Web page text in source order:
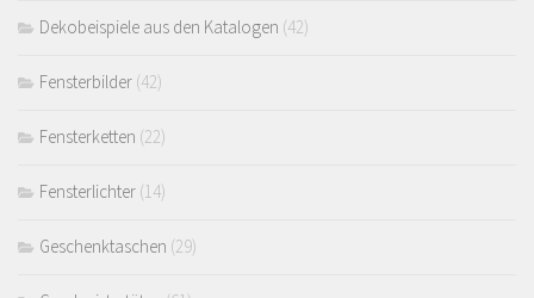
Dekobeispiele aus den Katalogen (42)
Fensterbilder (42)
Fensterketten (22)
Fensterlichter (14)
Geschenktaschen (29)